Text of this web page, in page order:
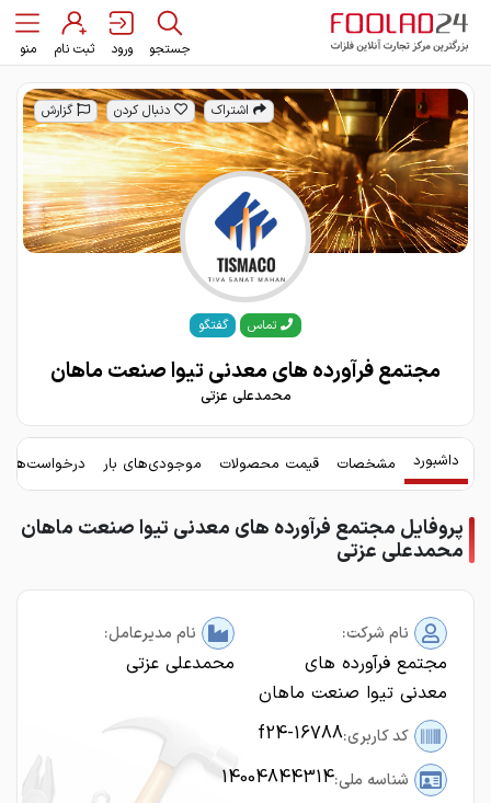
جستجو ورود ثبت نام منو
اشتراک دنبال کردن گزارش
تماس گفتگو
مجتمع فرآورده های معدنی تیوا صنعت ماهان
محمدعلی عزتی
داشبورد مشخصات قیمت محصولات موجودی‌های بار
پروفایل مجتمع فرآورده های معدنی تیوا صنعت ماهان
محمدعلی عزتی
نام شرکت:
مجتمع فرآورده های
معدنی تیوا صنعت ماهان
نام مدیرعامل:
محمدعلی عزتی
کد کاربری:f24-16788
شناسه ملی:14004844314